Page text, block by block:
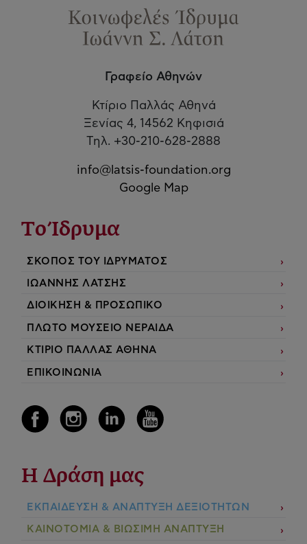
Γραφείο Αθηνών
Κτίριο Παλλάς Αθηνά
Ξενίας 4, 14562 Κηφισιά
Τηλ. +30-210-628-2888
info@latsis-foundation.org
Google Map
Το Ίδρυμα
ΣΚΟΠΟΣ ΤΟΥ ΙΔΡΥΜΑΤΟΣ
ΙΩΑΝΝΗΣ ΛΑΤΣΗΣ
ΔΙΟΙΚΗΣΗ & ΠΡΟΣΩΠΙΚΟ
ΠΛΩΤΟ ΜΟΥΣΕΙΟ ΝΕΡΑΙΔΑ
ΚΤΙΡΙΟ ΠΑΛΛΑΣ ΑΘΗΝΑ
ΕΠΙΚΟΙΝΩΝΙΑ
Η Δράση μας
ΕΚΠΑIΔΕΥΣΗ & ΑΝΑΠΤΥΞΗ ΔΕΞΙΟΤΗΤΩΝ
ΚΑΙΝΟΤΟΜΙΑ & ΒΙΩΣΙΜΗ ΑΝΑΠΤΥΞΗ